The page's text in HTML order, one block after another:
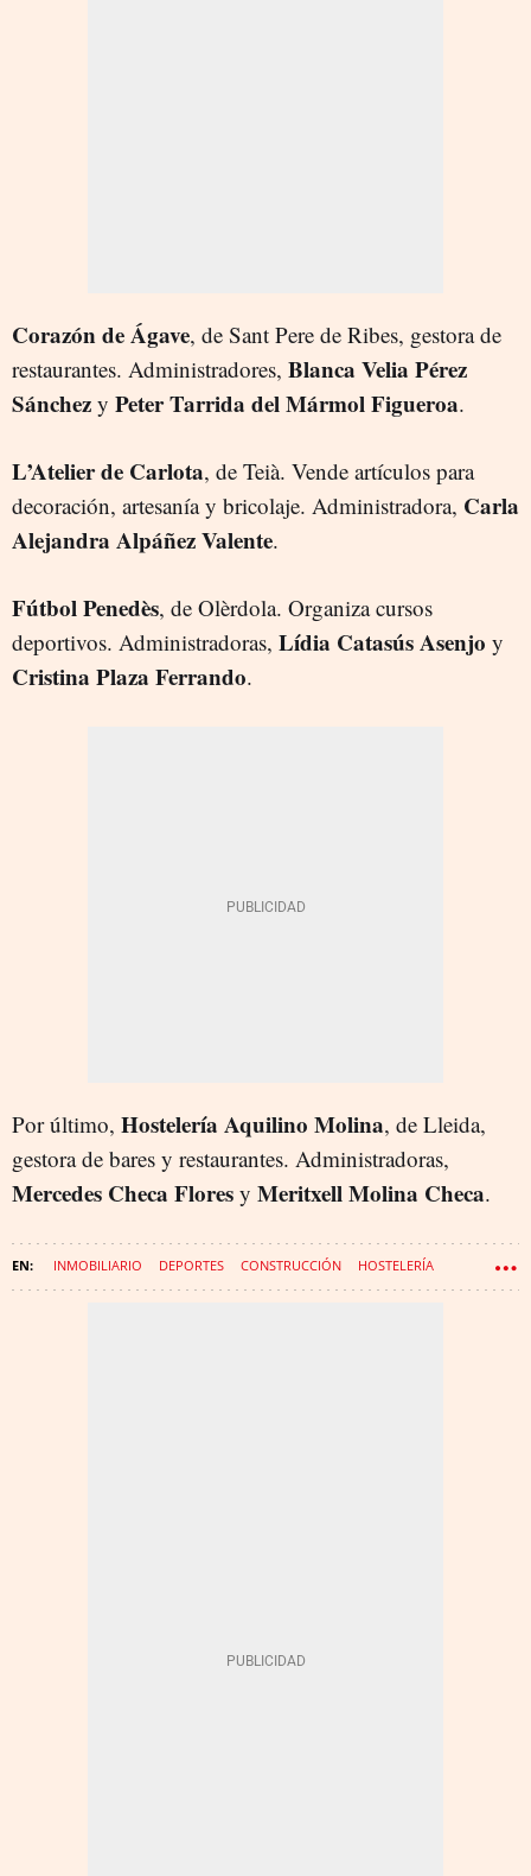
Corazón de Ágave, de Sant Pere de Ribes, gestora de
restaurantes. Administradores, Blanca Velia Pérez
Sánchez y Peter Tarrida del Mármol Figueroa.
L’Atelier de Carlota, de Teià. Vende artículos para
decoración, artesanía y bricolaje. Administradora, Carla
Alejandra Alpáñez Valente.
Fútbol Penedès, de Olèrdola. Organiza cursos
deportivos. Administradoras, Lídia Catasús Asenjo y
Cristina Plaza Ferrando.
Por último, Hostelería Aquilino Molina, de Lleida,
gestora de bares y restaurantes. Administradoras,
Mercedes Checa Flores y Meritxell Molina Checa.
INMOBILIARIO DEPORTES CONSTRUCCIÓN HOSTELERÍA